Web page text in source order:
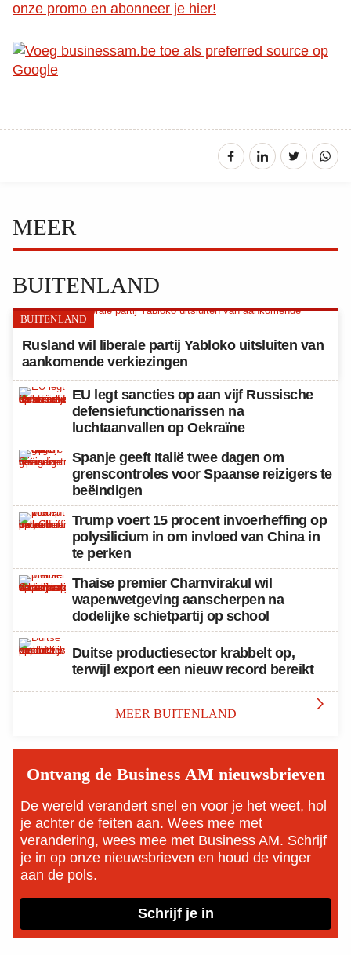
onze promo en abonneer je hier!
MEER
BUITENLAND
BUITENLAND
Rusland wil liberale partij Yabloko uitsluiten van
aankomende verkiezingen
EU legt sancties op aan vijf Russische
defensiefunctionarissen na
luchtaanvallen op Oekraïne
Spanje geeft Italië twee dagen om
grenscontroles voor Spaanse reizigers te
beëindigen
Trump voert 15 procent invoerheffing op
polysilicium in om invloed van China in
te perken
Thaise premier Charnvirakul wil
wapenwetgeving aanscherpen na
dodelijke schietpartij op school
Duitse productiesector krabbelt op,
terwijl export een nieuw record bereikt
MEER BUITENLAND 
Ontvang de Business AM nieuwsbrieven
De wereld verandert snel en voor je het weet, hol
je achter de feiten aan. Wees mee met
verandering, wees mee met Business AM. Schrijf
je in op onze nieuwsbrieven en houd de vinger
aan de pols.
Schrijf je in